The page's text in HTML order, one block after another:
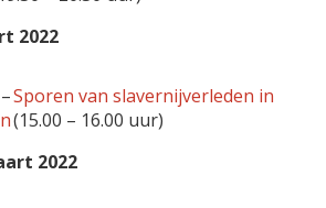
2022
Sporen van slavernijverleden in
(15.00 – 16.00 uur)
2022